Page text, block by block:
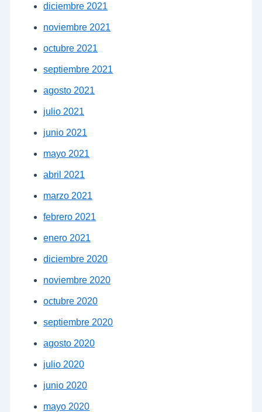
diciembre 2021
noviembre 2021
octubre 2021
septiembre 2021
agosto 2021
julio 2021
junio 2021
mayo 2021
abril 2021
marzo 2021
febrero 2021
enero 2021
diciembre 2020
noviembre 2020
octubre 2020
septiembre 2020
agosto 2020
julio 2020
junio 2020
mayo 2020